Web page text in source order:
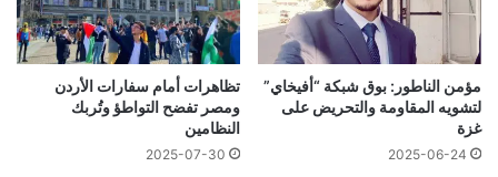
مؤمن الناطور: بوق شبكة “أفيخاي”
لتشويه المقاومة والتحريض على
غزة
2025-06-24
تظاهرات أمام سفارات الأردن
ومصر تفضح التواطؤ وتُربك
النظامين
2025-07-30